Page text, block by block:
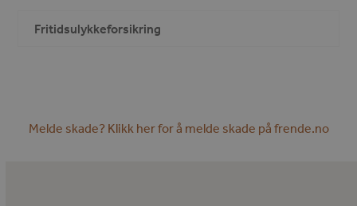
Fritidsulykkeforsikring
Melde skade? Klikk her for å melde skade på frende.no